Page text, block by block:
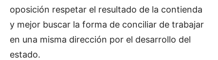
oposición respetar el resultado de la contienda
y mejor buscar la forma de conciliar de trabajar
en una misma dirección por el desarrollo del
estado.